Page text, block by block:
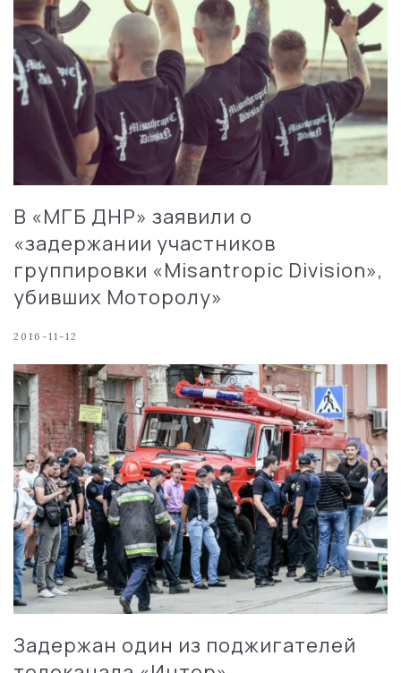
В «МГБ ДНР» заявили о
«задержании участников
группировки «Misantropic Division»,
убивших Моторолу»
2016-11-12
Задержан один из поджигателей